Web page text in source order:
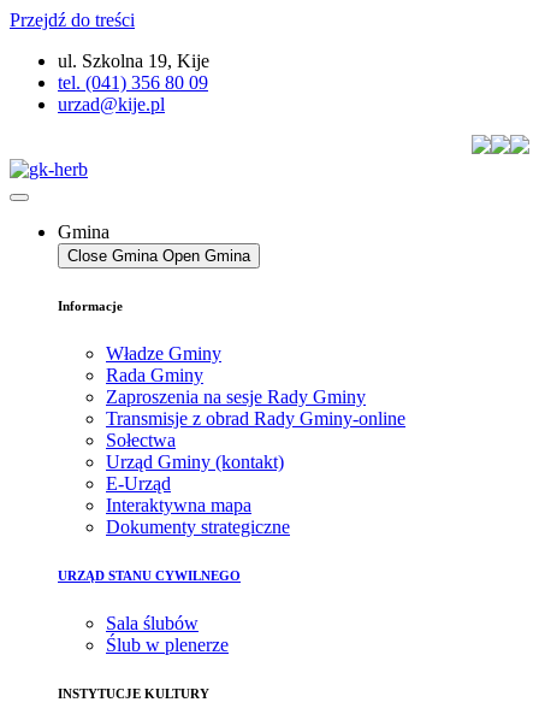
Przejdź do treści
ul. Szkolna 19, Kije
tel. (041) 356 80 09
urzad@kije.pl
Gmina
Close Gmina Open Gmina
Informacje
Władze Gminy
Rada Gminy
Zaproszenia na sesje Rady Gminy
Transmisje z obrad Rady Gminy-online
Sołectwa
Urząd Gminy (kontakt)
E-Urząd
Interaktywna mapa
Dokumenty strategiczne
URZĄD STANU CYWILNEGO
Sala ślubów
Ślub w plenerze
INSTYTUCJE KULTURY